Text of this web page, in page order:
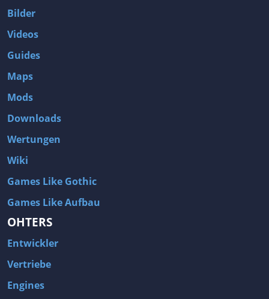
Bilder
Videos
Guides
Maps
Mods
Downloads
Wertungen
Wiki
Games Like Gothic
Games Like Aufbau
OHTERS
Entwickler
Vertriebe
Engines